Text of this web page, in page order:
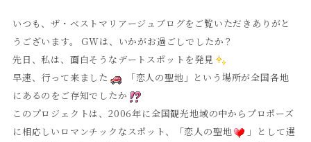
いつも、ザ・ベストマリアージュブログをご覧いただきありがと
うございます。 GWは、いかがお過ごしでしたか？
先日、私は、面白そうなデートスポットを発見
早速、行って来ました
「恋人の聖地」という場所が全国各地
にあるのをご存知でしたか
このプロジェクトは、2006年に全国観光地域の中からプロポーズ
に相応しいロマンチックなスポット、「恋人の聖地
」として選